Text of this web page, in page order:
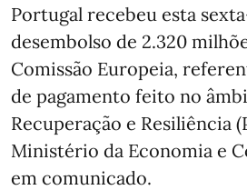
Portugal recebeu esta
desembolso de 2.320
Comissão Europeia,
de pagamento feito no
Recuperação e Resiliência
Ministério da Economia e
em comunicado.